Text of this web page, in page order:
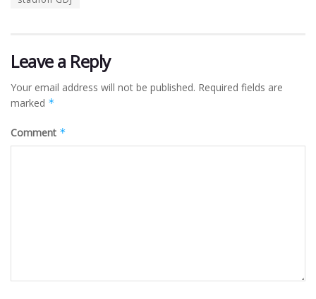
Leave a Reply
Your email address will not be published. Required fields are
marked *
Comment *